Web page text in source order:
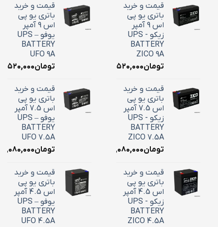
قیمت و خرید
باتری یو پی
اس 9 آمپر
زیکو - UPS
BATTERY
ZICO 9A
تومان۳,۵۲۰,۰۰۰
قیمت و خرید
باتری یو پی
اس 7.5 آمپر
زیکو - UPS
BATTERY
ZICO 7.5A
تومان۳,۰۸۰,۰۰۰
قیمت و خرید
باتری یو پی
اس 4.5 آمپر
زیکو - UPS
BATTERY
ZICO 4.5A
قیمت و خرید
باتری یو پی
اس 9 آمپر
یوفو – UPS
BATTERY
UFO 9A
تومان۳,۵۲۰,۰۰۰
قیمت و خرید
باتری یو پی
اس 7.5 آمپر
یوفو – UPS
BATTERY
UFO 7.5A
تومان۳,۰۸۰,۰۰۰
قیمت و خرید
باتری یو پی
اس 4.5 آمپر
یوفو – UPS
BATTERY
UFO 4.5A